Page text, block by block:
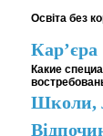
Освіта без
Кар’єра
Какие
Школи,